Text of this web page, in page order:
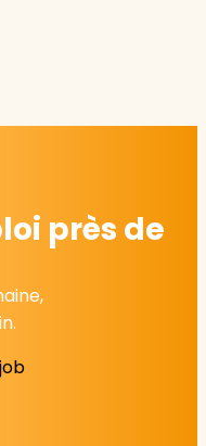
près de